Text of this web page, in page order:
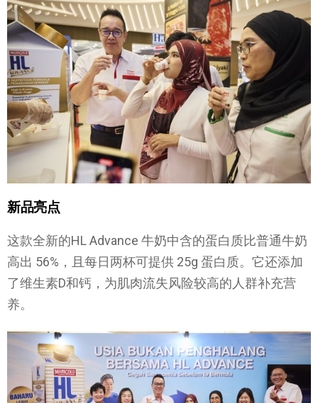
新品亮点
这款全新的HL Advance 牛奶中含的蛋白质比普通牛奶
高出 56%，且每日两杯可提供 25g 蛋白质。它还添加
了维生素D和钙，为肌肉流失风险较高的人群补充营
养。